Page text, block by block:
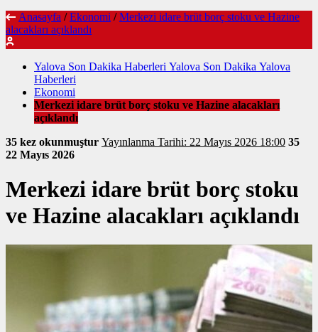
Anasayfa / Ekonomi / Merkezi idare brüt borç stoku ve Hazine
alacakları açıklandı
Yalova Son Dakika Haberleri Yalova Son Dakika Yalova
Haberleri
Ekonomi
Merkezi idare brüt borç stoku ve Hazine alacakları
açıklandı
35 kez okunmuştur
Yayınlanma Tarihi: 22 Mayıs 2026 18:00 35
22 Mayıs 2026
Merkezi idare brüt borç stoku
ve Hazine alacakları açıklandı